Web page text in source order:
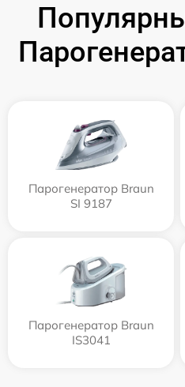
Парогенератор Braun
SI 9187
Парогенератор Braun
IS3041